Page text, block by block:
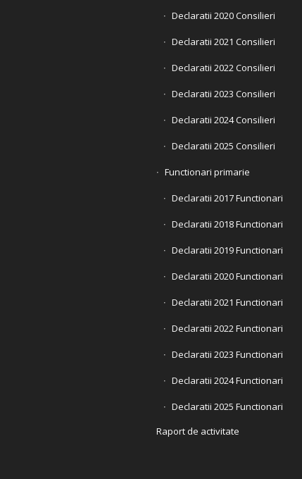
Declaratii 2020 Consilieri
Declaratii 2021 Consilieri
Declaratii 2022 Consilieri
Declaratii 2023 Consilieri
Declaratii 2024 Consilieri
Declaratii 2025 Consilieri
Functionari primarie
Declaratii 2017 Functionari
Declaratii 2018 Functionari
Declaratii 2019 Functionari
Declaratii 2020 Functionari
Declaratii 2021 Functionari
Declaratii 2022 Functionari
Declaratii 2023 Functionari
Declaratii 2024 Functionari
Declaratii 2025 Functionari
Raport de activitate